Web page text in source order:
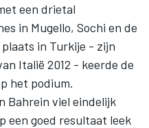
een drietal
in Mugello, Sochi en de
in Turkije - zijn
Italië 2012 - keerde de
het podium.
Bahrein viel eindelijk
een goed resultaat leek